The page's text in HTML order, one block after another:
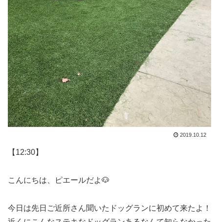
2019.10.12
【12:30】
こんにちは、ピエールだよ🐶
今日は先日ご近所さん聞いたドッグランに初めて来たよ！